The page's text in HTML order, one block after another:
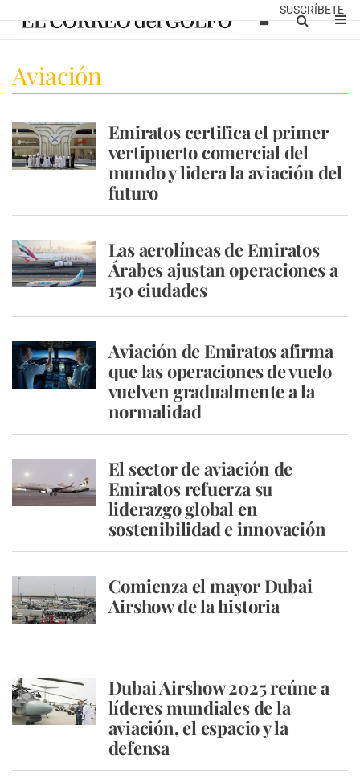
SUSCRÍBETE
Aviación
Emiratos certifica el primer
vertipuerto comercial del
mundo y lidera la aviación del
futuro
Las aerolíneas de Emiratos
Árabes ajustan operaciones a
150 ciudades
Aviación de Emiratos afirma
que las operaciones de vuelo
vuelven gradualmente a la
normalidad
El sector de aviación de
Emiratos refuerza su
liderazgo global en
sostenibilidad e innovación
Comienza el mayor Dubai
Airshow de la historia
Dubai Airshow 2025 reúne a
líderes mundiales de la
aviación, el espacio y la
defensa